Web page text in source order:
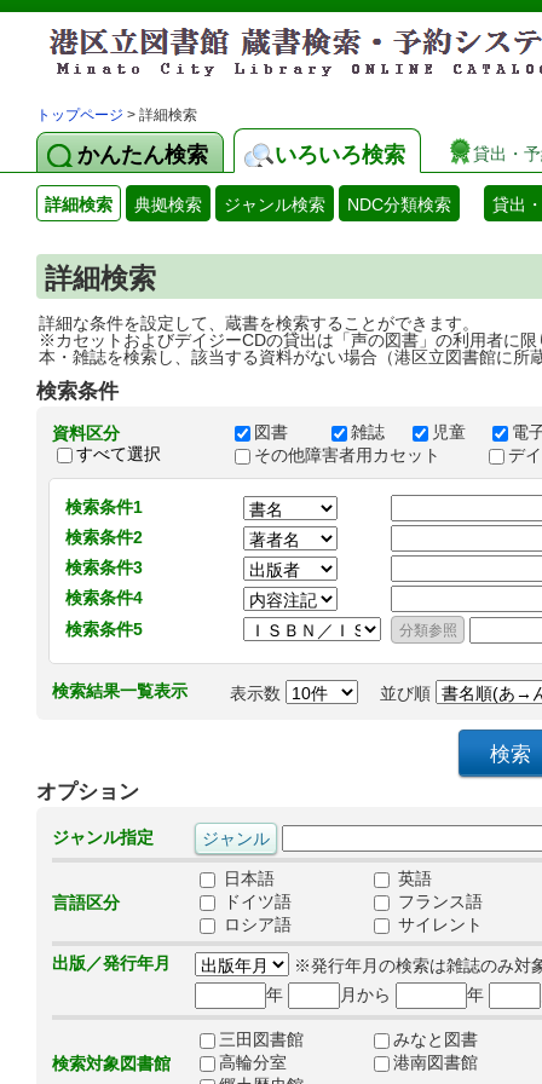
トップページ > 詳細検索
かんたん検索 いろいろ検索 貸出・
詳細検索 典拠検索 ジャンル検索 NDC分類検索 貸出
詳細検索
詳細な条件を設定して、蔵書を検索することができます。
※カセットおよびデイジーCDの貸出は「声の図書」の利用者に限
本・雑誌を検索し、該当する資料がない場合（港区立図書館に所
検索条件
資料区分
すべて選択
図書 雑誌 児童
電
その他障害者用カセット
デ
検索条件1
検索条件2
検索条件3
検索条件4
検索条件5
検索結果一覧表示 表示数 並び順
オプション
ジャンル指定
言語区分
日本語
英語
ドイツ語
フランス語
ロシア語
サイレント
出版／発行年月
※発行年月の検索は雑誌のみ対
年
月から 年
検索対象図書館
三田図書館
みなと図書
高輪分室
港南図書館